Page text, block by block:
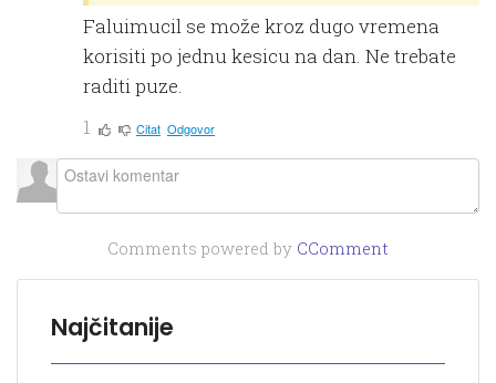
Faluimucil se može kroz dugo vremena
korisiti po jednu kesicu na dan. Ne trebate
raditi puze.
1
Citat Odgovor
Comments powered by CComment
Najčitanije